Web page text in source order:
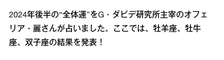
2024年後半の“全体運”をG・ダビデ研究所主宰のオフェ
リア・麗さんが占いました。ここでは、牡羊座、牡牛
座、双子座の結果を発表！